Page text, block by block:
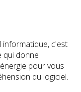
informatique, c'est
qui donne
pour vous
du logiciel.